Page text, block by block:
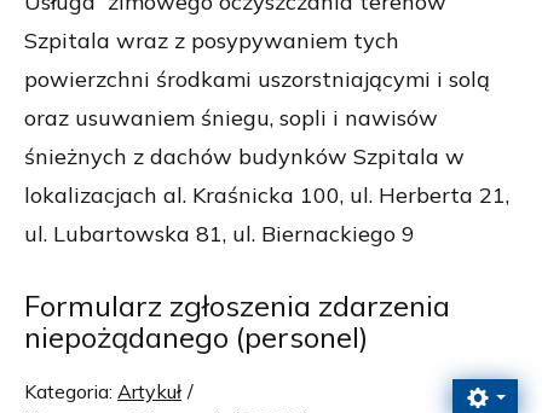
Szpitala wraz z posypywaniem tych
powierzchni środkami uszorstniającymi i solą
oraz usuwaniem śniegu, sopli i nawisów
śnieżnych z dachów budynków Szpitala w
lokalizacjach al. Kraśnicka 100, ul. Herberta 21,
ul. Lubartowska 81, ul. Biernackiego 9
Formularz zgłoszenia zdarzenia
niepożądanego (personel)
Kategoria: Artykuł